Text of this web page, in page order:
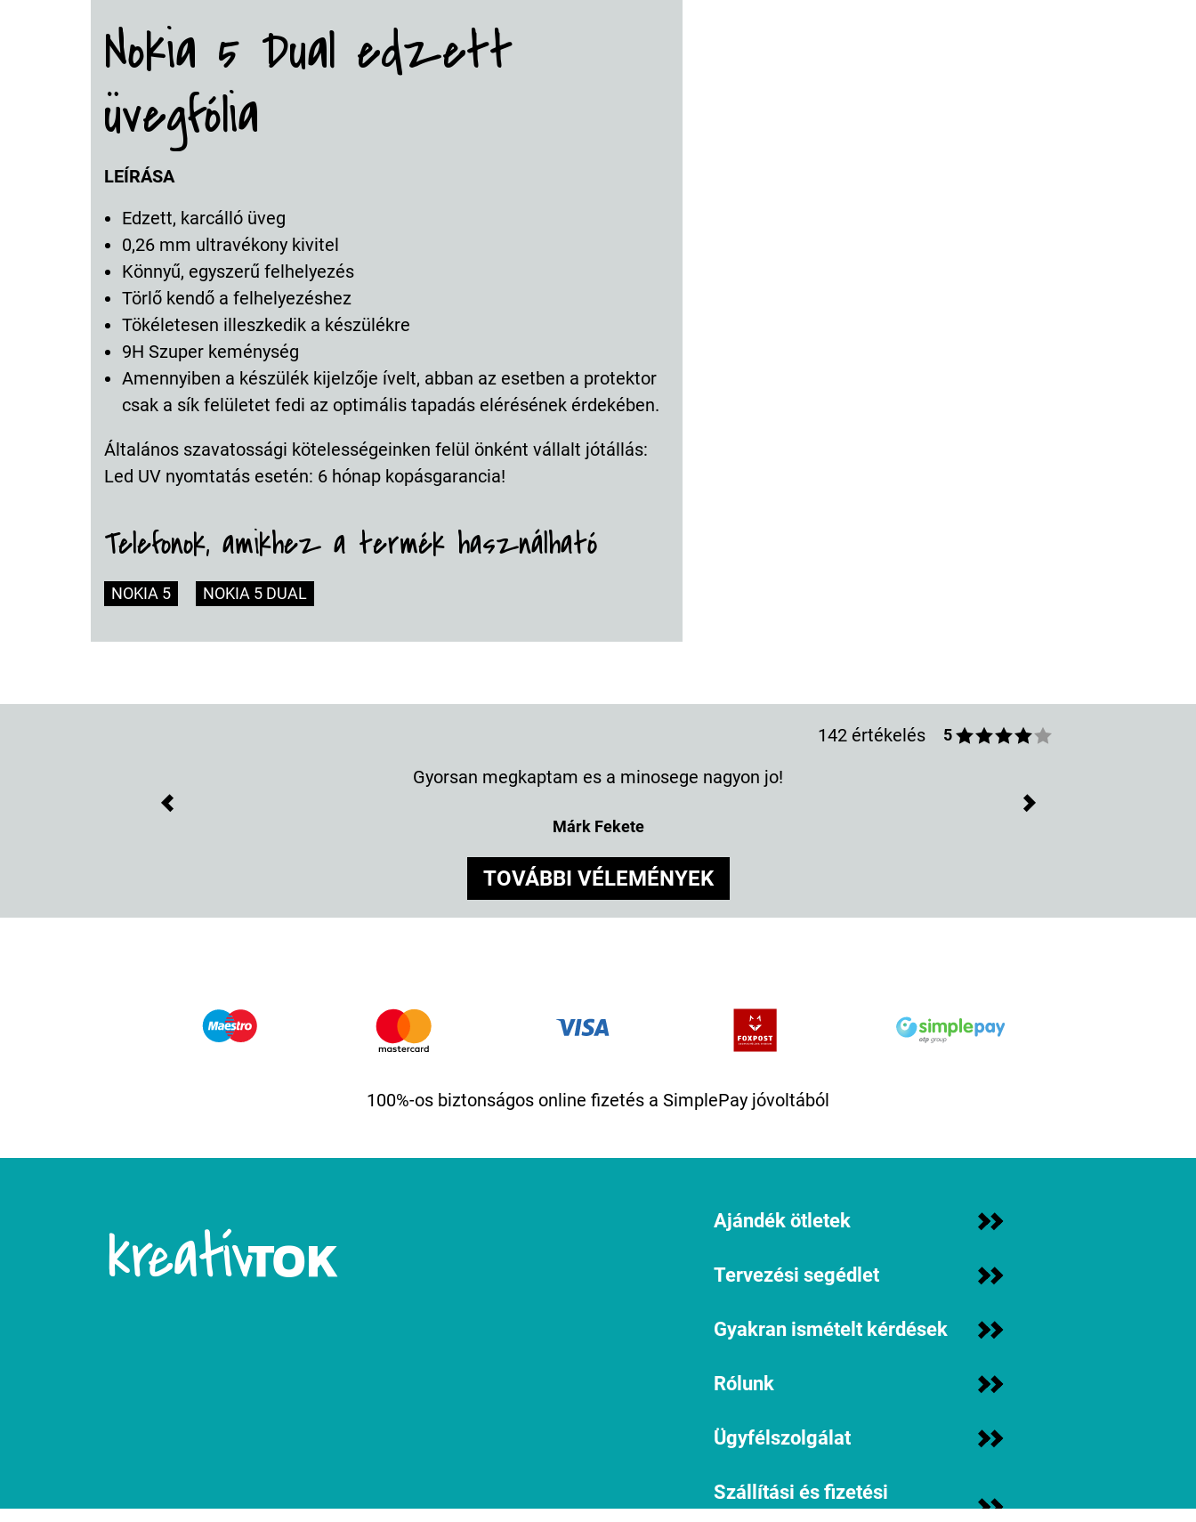
Nokia 5 Dual edzett
üvegfólia
LEÍRÁSA
Edzett, karcálló üveg
0,26 mm ultravékony kivitel
Könnyű, egyszerű felhelyezés
Törlő kendő a felhelyezéshez
Tökéletesen illeszkedik a készülékre
9H Szuper keménység
Amennyiben a készülék kijelzője ívelt, abban az esetben a protektor
csak a sík felületet fedi az optimális tapadás elérésének érdekében.
Általános szavatossági kötelességeinken felül önként vállalt jótállás:
Led UV nyomtatás esetén: 6 hónap kopásgarancia!
Telefonok, amikhez a termék használható
NOKIA 5 NOKIA 5 DUAL
142 értékelés 5
Gyorsan megkaptam es a minosege nagyon jo!
Márk Fekete
Previous Next
TOVÁBBI VÉLEMÉNYEK
100%-os biztonságos online fizetés a SimplePay jóvoltából
Ajándék ötletek
Tervezési segédlet
Gyakran ismételt kérdések
Rólunk
Ügyfélszolgálat
Szállítási és fizetési